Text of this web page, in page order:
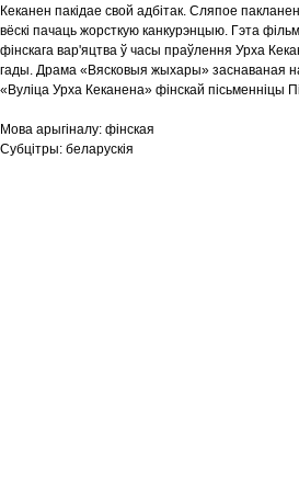
Кеканен пакідае свой адбітак. Сляпое
вёскі пачаць жорсткую канкурэнцыю. Гэта
фінскага вар'яцтва ў часы праўлення Урха
гады. Драма «Вясковыя жыхары» заснаваная
«Вуліца Урха Кеканена» фінскай пісьменніцы
Мова арыгіналу: фінская
Субцітры: беларускія